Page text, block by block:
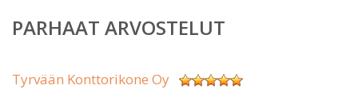
PARHAAT ARVOSTELUT
Tyrvään Konttorikone Oy